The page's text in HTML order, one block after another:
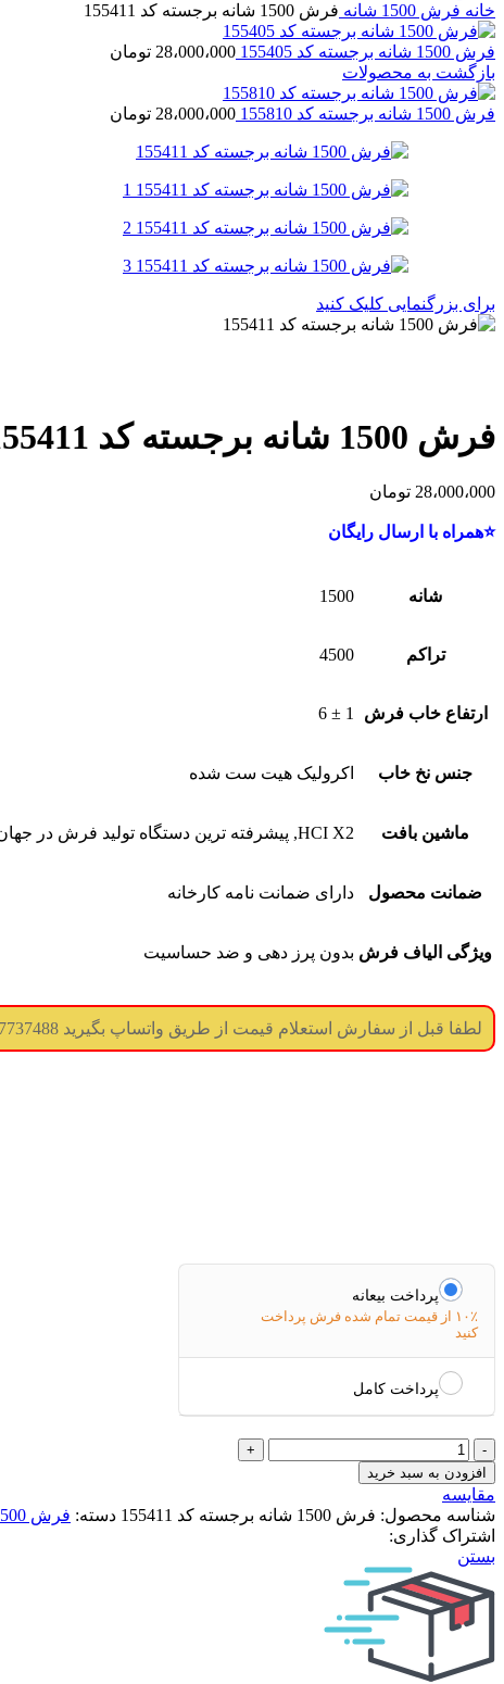
خانه فرش 1500 شانه فرش 1500 شانه برجسته کد 155411
فرش 1500 شانه برجسته کد 155405 28،000،000 تومان
بازگشت به محصولات
فرش 1500 شانه برجسته کد 155810 28،000،000 تومان
برای بزرگنمایی کلیک کنید
فرش 1500 شانه برجسته کد 155411
28،000،000 تومان
⭐همراه با ارسال رایگان
شانه 1500
تراکم 4500
ارتفاع خاب فرش 1 ± 6
جنس نخ خاب اکرولیک هیت ست شده
ماشین بافت HCI X2, پیشرفته ترین دستگاه تولید فرش در جهان
ضمانت محصول دارای ضمانت نامه کارخانه
ویژگی الیاف فرش بدون پرز دهی و ضد حساسیت
لطفا قبل از سفارش استعلام قیمت از طریق واتساپ بگیرید 09017737488 (جوابگویی همه ساعته) (درگاه پرداخت غیر فعال میباشد)
پرداخت بیعانه
۱۰٪ از قیمت تمام شده فرش پرداخت
کنید
پرداخت کامل
فرش
1500
شانه
برجسته
کد
155411
عدد
افزودن به سبد خرید
مقایسه
شناسه محصول: فرش 1500 شانه برجسته کد 155411 دسته: فرش 1500 شانه
اشتراک گذاری:
بستن